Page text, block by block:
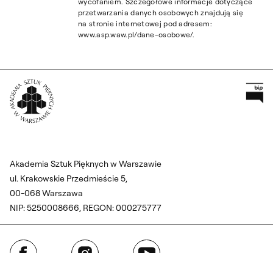
przetwarzania danych osobowych znajdują się
na stronie internetowej pod adresem:
www.asp.waw.pl/dane-osobowe/.
Akademia Sztuk Pięknych w Warszawie
ul. Krakowskie Przedmieście 5,
00-068 Warszawa
NIP: 5250008666, REGON: 000275777
Facebook Instagram YouTube